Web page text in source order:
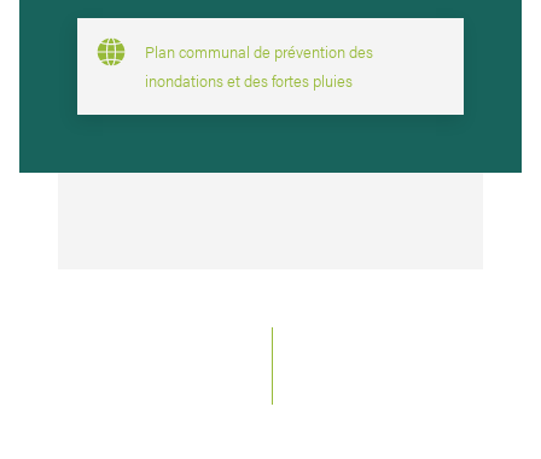
Plan communal de prévention des
inondations et des fortes pluies